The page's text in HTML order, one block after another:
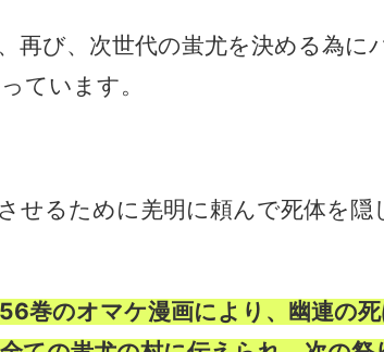
再び、次世代の蚩尤を決める為に
ています。
せるために羌明に頼んで死体を隠
巻のオマケ漫画により、幽連の死